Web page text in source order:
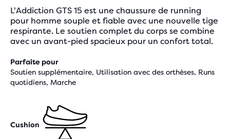
L'Addiction GTS 15 est une chaussure de running
pour homme souple et fiable avec une nouvelle tige
respirante. Le soutien complet du corps se combine
avec un avant-pied spacieux pour un confort total.
Parfaite pour
Soutien supplémentaire, Utilisation avec des orthèses, Runs
quotidiens, Marche
Cushion